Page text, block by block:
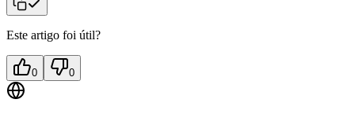
Este artigo foi útil?
0 0